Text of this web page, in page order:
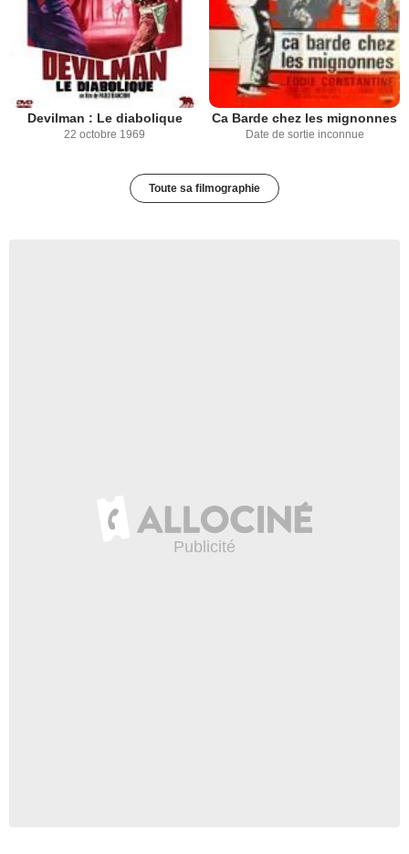
Devilman : Le diabolique
22 octobre 1969
Ca Barde chez les mignonnes
Date de sortie inconnue
Toute sa filmographie